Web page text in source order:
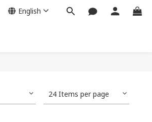
English
24 Items per page